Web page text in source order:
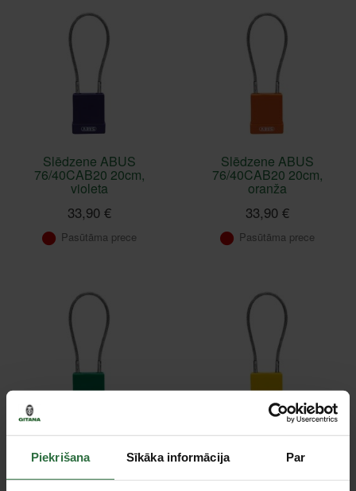
Piekrišana Sīkāka informācija Par
Slēdzene ABUS
76/40CAB20 20cm,
violeta
33,90 €
Pasūtāma prece
Slēdzene ABUS
76/40CAB20 20cm,
oranža
33,90 €
Pasūtāma prece
Slēdzene abus
76/40CAB20 20cm, zaļa
33,90 €
Slēdzene ABUS
76/40CAB20 20cm,
dzeltena